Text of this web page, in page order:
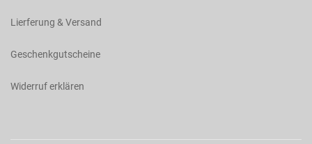
Lierferung & Versand
Geschenkgutscheine
Widerruf erklären